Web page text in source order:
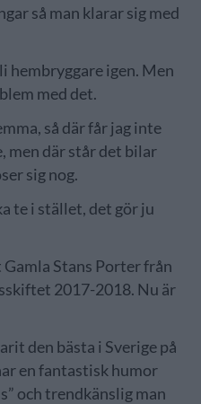
så man klarar sig med
hembryggare igen. Men
med det.
så där får jag inte
men där står det bilar
sig nog.
te i stället, det gör ju
Stans Porter från
2017-2018. Nu är
den bästa i Sverige på
en fantastisk humor
och trendkänslig man